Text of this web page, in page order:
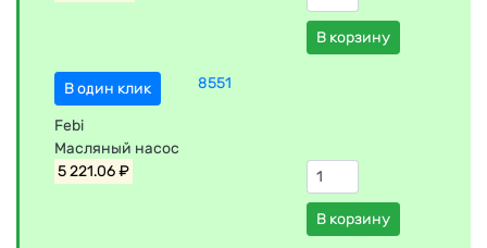
В корзину
В один клик 8551
Febi
Масляный насос
5 221.06 ₽
В корзину